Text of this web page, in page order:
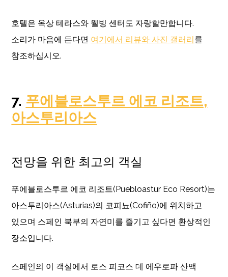
호텔은 옥상 테라스와 웰빙 센터도 자랑할만합니다.
소리가 마음에 든다면 여기에서 리뷰와 사진 갤러리를
참조하십시오.
7. 푸에블로스투르 에코 리조트,
아스투리아스
전망을 위한 최고의 객실
푸에블로스투르 에코 리조트(Puebloastur Eco Resort)는
아스투리아스(Asturias)의 코피뇨(Cofiño)에 위치하고
있으며 스페인 북부의 자연미를 즐기고 싶다면 환상적인
장소입니다.
스페인의 이 객실에서 로스 피코스 데 에우로파 산맥